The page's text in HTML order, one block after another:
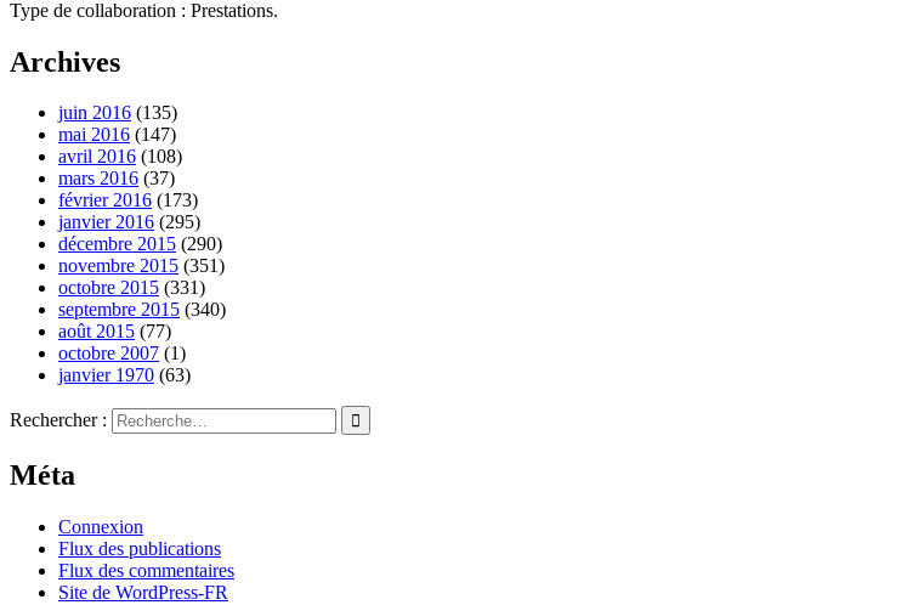
Type de collaboration : Prestations.
Archives
juin 2016 (135)
mai 2016 (147)
avril 2016 (108)
mars 2016 (37)
février 2016 (173)
janvier 2016 (295)
décembre 2015 (290)
novembre 2015 (351)
octobre 2015 (331)
septembre 2015 (340)
août 2015 (77)
octobre 2007 (1)
janvier 1970 (63)
Rechercher :
Méta
Connexion
Flux des publications
Flux des commentaires
Site de WordPress-FR